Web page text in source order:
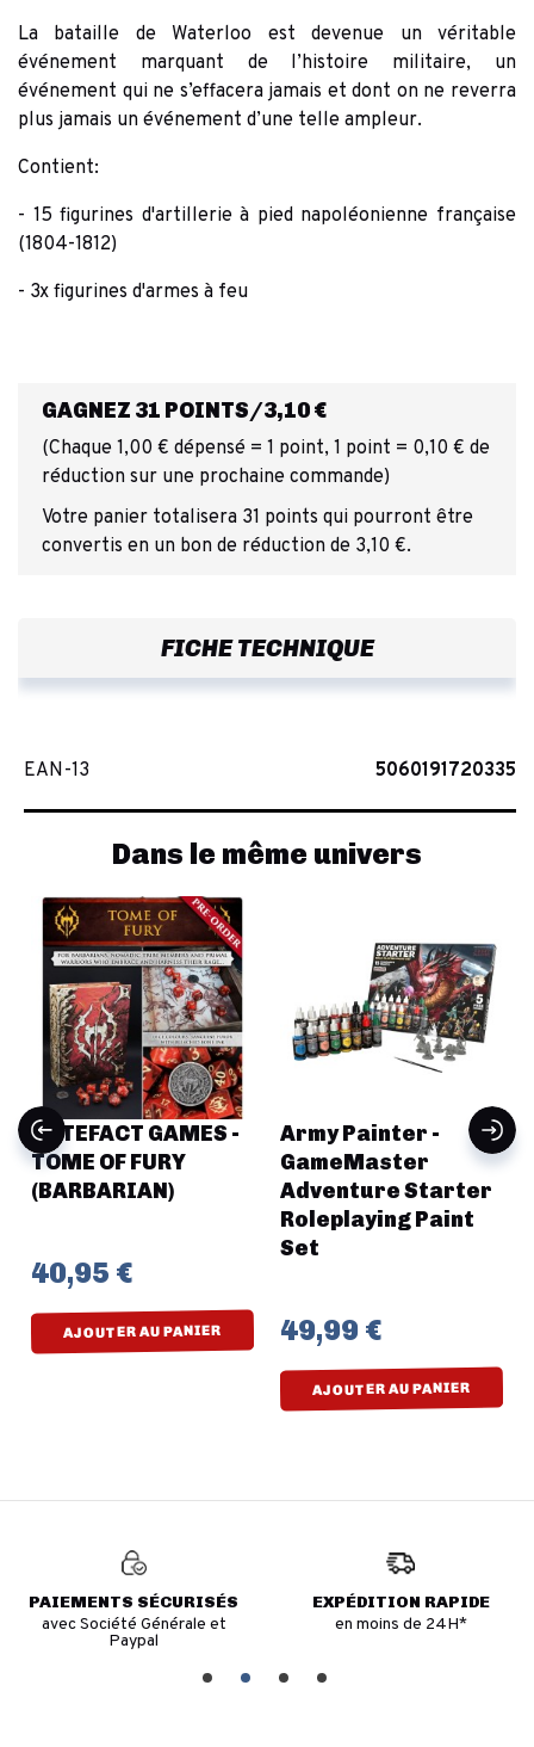
La bataille de Waterloo est devenue un véritable
événement marquant de l’histoire militaire, un
événement qui ne s’effacera jamais et dont on ne reverra
plus jamais un événement d’une telle ampleur.
Contient:
- 15 figurines d'artillerie à pied napoléonienne française
(1804-1812)
- 3x figurines d'armes à feu
GAGNEZ 31 POINTS/3,10 €
(Chaque 1,00 € dépensé = 1 point, 1 point = 0,10 € de
réduction sur une prochaine commande)
Votre panier totalisera 31 points qui pourront être
convertis en un bon de réduction de 3,10 €.
FICHE TECHNIQUE
EAN-13 5060191720335
Dans le même univers
ARTEFACT GAMES -
TOME OF FURY
(BARBARIAN)
40,95 €
AJOUTER AU PANIER
Army Painter -
GameMaster
Adventure Starter
Roleplaying Paint
Set
49,99 €
AJOUTER AU PANIER
PAIEMENTS SÉCURISÉS
avec Société Générale et
Paypal
EXPÉDITION RAPIDE
en moins de 24H*